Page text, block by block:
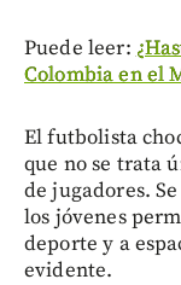
Puede leer:
Colombia en el
El futbolista
que no se trata
de jugadores.
los jóvenes
deporte y a
evidente.